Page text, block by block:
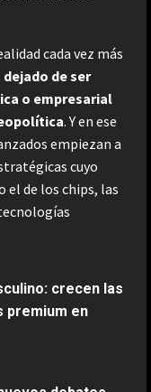
cada vez más
de ser
o empresarial
. Y en ese
empiezan a
cuyo
el de los chips, las
crecen las
premium en